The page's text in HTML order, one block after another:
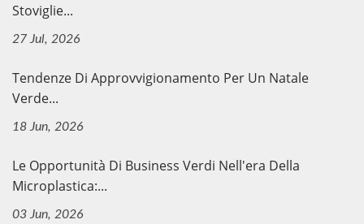
Stoviglie...
27 Jul, 2026
Tendenze Di Approvvigionamento Per Un Natale
Verde...
18 Jun, 2026
Le Opportunità Di Business Verdi Nell'era Della
Microplastica:...
03 Jun, 2026